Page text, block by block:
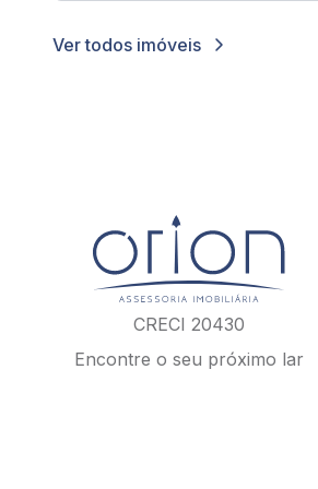
Ver todos imóveis
CRECI 20430
Encontre o seu próximo lar